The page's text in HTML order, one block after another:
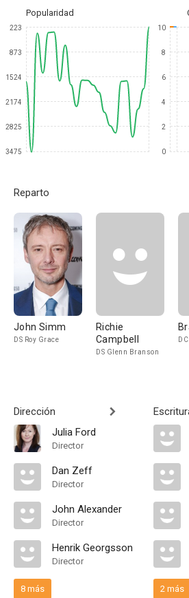
Popularidad
223
873
1524
2174
2825
3475
10
8
6
4
2
0
Reparto
John Simm
DS Roy Grace
Richie
Campbell
DS Glenn Branson
Dirección
Julia Ford
Director
Dan Zeff
Director
John Alexander
Director
Henrik Georgsson
Director
8 más 2 más